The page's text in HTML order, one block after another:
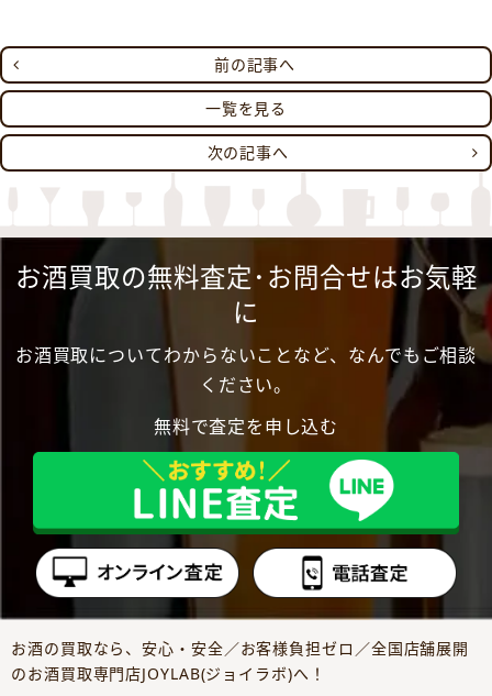
前の記事へ
一覧を見る
次の記事へ
お酒買取の無料査定･お問合せはお気軽
に
お酒買取についてわからないことなど、なんでもご相談
ください。
無料で査定を申し込む
お酒の買取なら、安心・安全／お客様負担ゼロ／全国店舗展開
のお酒買取専門店JOYLAB(ジョイラボ)へ！